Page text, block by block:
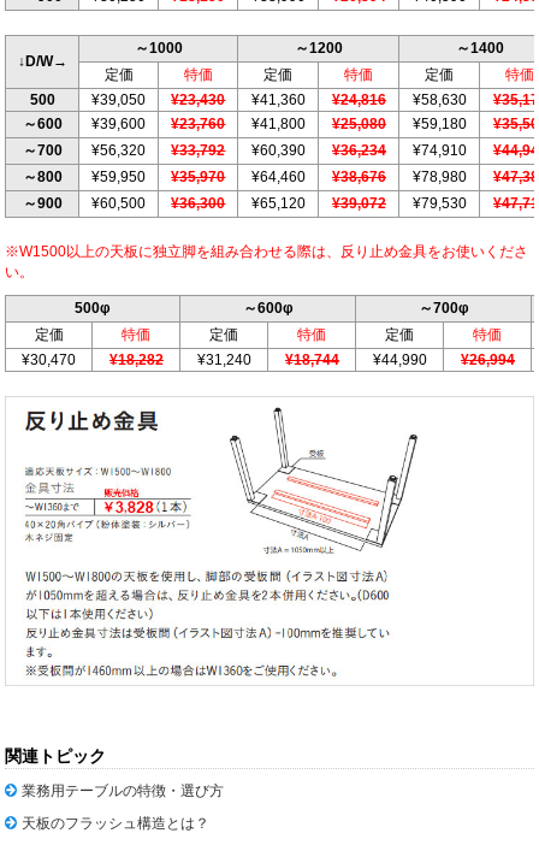
↓D/W→
～1000 ～1200
～1400
定価
特価 定価 特価 定価
特価
500
¥39,050 ¥23,430 ¥41,360 ¥24,816 ¥58,630
～600
¥39,600 ¥23,760 ¥41,800 ¥25,080 ¥59,180
～700
¥56,320 ¥33,792 ¥60,390 ¥36,234 ¥74,910
～800
¥59,950 ¥35,970 ¥64,460 ¥38,676 ¥78,980
～900
¥60,500 ¥36,300 ¥65,120 ¥39,072 ¥79,530
※W1500以上の天板に独立脚を組み合わせる際は、反り止め金具をお使いくださ
い。
500φ ～600φ
～700φ
定価
特価 定価 特価 定価
特価
¥30,470
¥18,282 ¥31,240 ¥18,744 ¥44,990 ¥26,994
関連トピック
業務用テーブルの特徴・選び方
天板のフラッシュ構造とは？